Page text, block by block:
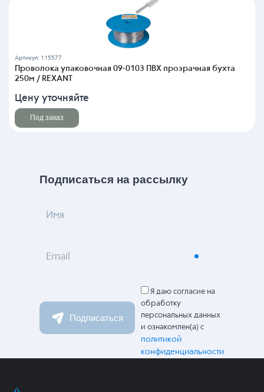
Артикул: 115577
Проволока упаковочная 09-0103 ПВХ прозрачная бухта
250м / REXANT
Цену уточняйте
Под заказ
Подписаться на рассылку
Имя
Email
Подписаться
Я даю согласие на
обработку
персональных данных
и ознакомлен(а) с
политикой
конфиденциальности